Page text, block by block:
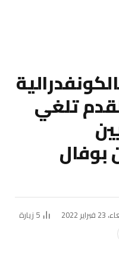
تلغي
بوفال
2022
5 زيارة